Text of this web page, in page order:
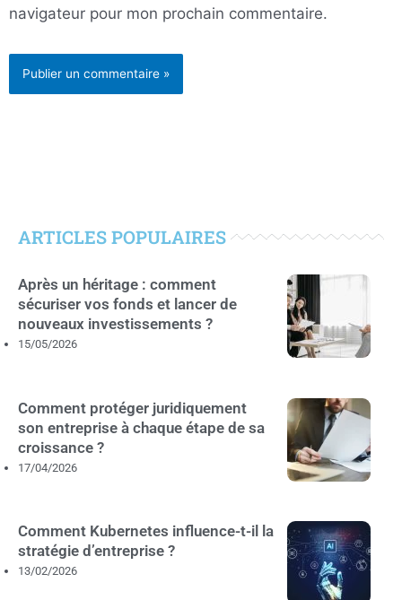
navigateur pour mon prochain commentaire.
ARTICLES POPULAIRES
Après un héritage : comment
sécuriser vos fonds et lancer de
nouveaux investissements ?
15/05/2026
Comment protéger juridiquement
son entreprise à chaque étape de sa
croissance ?
17/04/2026
Comment Kubernetes influence-t-il la
stratégie d’entreprise ?
13/02/2026